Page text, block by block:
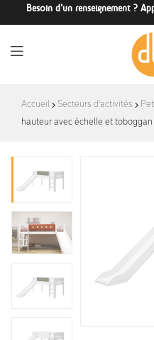
Besoin d'un renseignement ?
Accueil Secteurs d'activités
hauteur avec échelle et toboggan